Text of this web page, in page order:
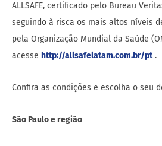
ALLSAFE, certificado pelo Bureau
seguindo à risca os mais altos níveis
pela Organização Mundial da Saúde
acesse http://allsafelatam.com.br/pt.
Confira as condições e escolha o seu
São Paulo e região